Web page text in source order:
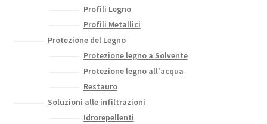
Profili Legno
Profili Metallici
Protezione del Legno
Protezione legno a Solvente
Protezione legno all'acqua
Restauro
Soluzioni alle infiltrazioni
Idrorepellenti